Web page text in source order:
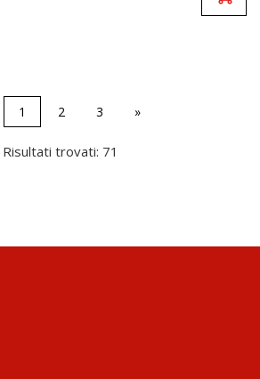
1 2 3 »
Risultati trovati: 71